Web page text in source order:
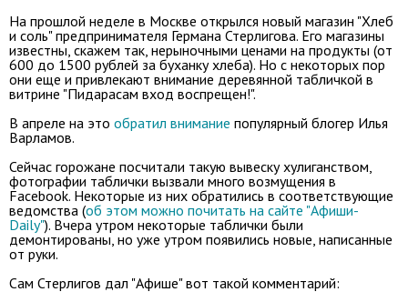
На прошлой неделе в Москве открылся новый магазин "Хлеб
и соль" предпринимателя Германа Стерлигова. Его магазины
известны, скажем так, нерыночными ценами на продукты (от
600 до 1500 рублей за буханку хлеба). Но с некоторых пор
они еще и привлекают внимание деревянной табличкой в
витрине "Пидарасам вход воспрещен!".
В апреле на это обратил внимание популярный блогер Илья
Варламов.
Сейчас горожане посчитали такую вывеску хулиганством,
фотографии таблички вызвали много возмущения в
Facebook. Некоторые из них обратились в соответствующие
ведомства (об этом можно почитать на сайте "Афиши-
Daily"). Вчера утром некоторые таблички были
демонтированы, но уже утром появились новые, написанные
от руки.
Сам Стерлигов дал "Афише" вот такой комментарий: